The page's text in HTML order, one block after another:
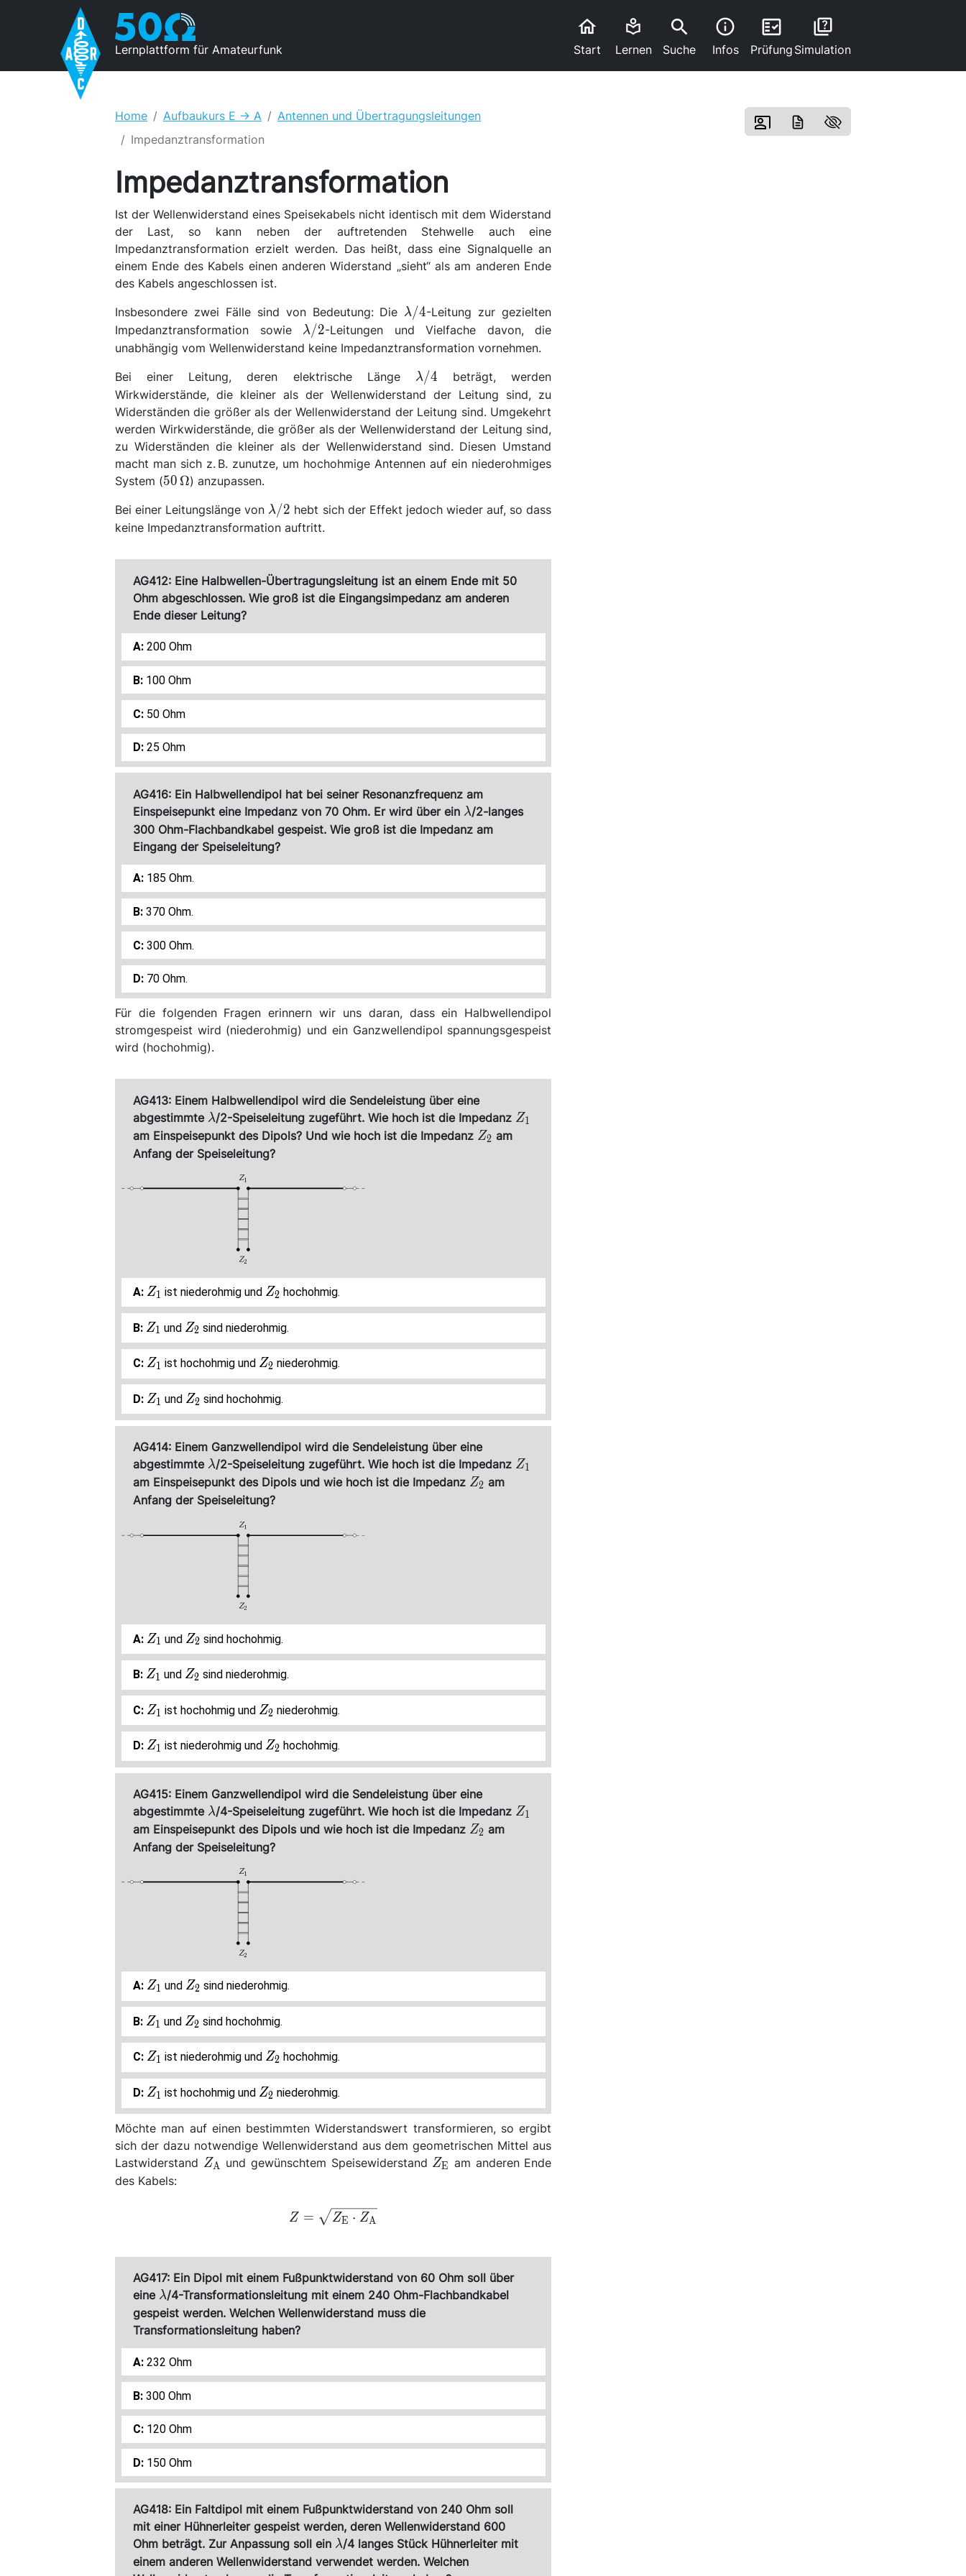
Lernplattform für Amateurfunk
home
Start
local_library
Lernen
search
Suche
info
Infos
fact_check
Prüfung
quiz
Simulation
Home Aufbaukurs E -> A
Antennen und Übertragungsleitungen
Impedanztransformation
Impedanztransformation
Ist der Wellenwiderstand eines Speisekabels nicht identisch mit dem Widerstand
der Last, so kann neben der auftretenden Stehwelle auch eine
Impedanztransformation erzielt werden. Das heißt, dass eine Signalquelle an
einem Ende des Kabels einen anderen Widerstand „sieht“ als am anderen Ende
des Kabels angeschlossen ist.
Insbesondere zwei Fälle sind von Bedeutung: Die \lambda/4
λ/4-Leitung zur gezielten
Impedanztransformation sowie \lambda/2
λ/2-Leitungen und Vielfache davon, die
unabhängig vom Wellenwiderstand keine Impedanztransformation vornehmen.
Bei einer Leitung, deren elektrische Länge \lambda/4
λ/4 beträgt, werden
Wirkwiderstände, die kleiner als der Wellenwiderstand der Leitung sind, zu
Widerständen die größer als der Wellenwiderstand der Leitung sind. Umgekehrt
werden Wirkwiderstände, die größer als der Wellenwiderstand der Leitung sind,
zu Widerständen die kleiner als der Wellenwiderstand sind. Diesen Umstand
macht man sich z. B. zunutze, um hochohmige Antennen auf ein niederohmiges
System (\qty{50}
50 Ω) anzupassen.
Bei einer Leitungslänge von \lambda/2
λ/2 hebt sich der Effekt jedoch wieder auf, so dass
keine Impedanztransformation auftritt.
AG412: Eine Halbwellen-Übertragungsleitung ist an einem Ende mit 50
Ohm abgeschlossen. Wie groß ist die Eingangsimpedanz am anderen
Ende dieser Leitung?
200 Ohm
100 Ohm
50 Ohm
25 Ohm
AG416: Ein Halbwellendipol hat bei seiner Resonanzfrequenz am
Einspeisepunkt eine Impedanz von 70 Ohm. Er wird über ein \lambda
λ/2-langes
300 Ohm-Flachbandkabel gespeist. Wie groß ist die Impedanz am
Eingang der Speiseleitung?
185 Ohm.
370 Ohm.
300 Ohm.
70 Ohm.
Für die folgenden Fragen erinnern wir uns daran, dass ein Halbwellendipol
stromgespeist wird (niederohmig) und ein Ganzwellendipol spannungsgespeist
wird (hochohmig).
AG413: Einem Halbwellendipol wird die Sendeleistung über eine
abgestimmte \lambda
λ/2-Speiseleitung zugeführt. Wie hoch ist die Impedanz Z_1
Z1
am Einspeisepunkt des Dipols? Und wie hoch ist die Impedanz Z_2
Z2 am
Anfang der Speiseleitung?
Z_1
Z1 ist niederohmig und Z_2
Z2 hochohmig.
Z_1
Z1 und Z_2
Z2 sind niederohmig.
Z_1
Z1 ist hochohmig und Z_2
Z2 niederohmig.
Z_1
Z1 und Z_2
Z2 sind hochohmig.
AG414: Einem Ganzwellendipol wird die Sendeleistung über eine
abgestimmte \lambda
λ/2-Speiseleitung zugeführt. Wie hoch ist die Impedanz Z_1
Z1
am Einspeisepunkt des Dipols und wie hoch ist die Impedanz Z_2
Z2 am
Anfang der Speiseleitung?
Z_1
Z1 und Z_2
Z2 sind hochohmig.
Z_1
Z1 und Z_2
Z2 sind niederohmig.
Z_1
Z1 ist hochohmig und Z_2
Z2 niederohmig.
Z_1
Z1 ist niederohmig und Z_2
Z2 hochohmig.
AG415: Einem Ganzwellendipol wird die Sendeleistung über eine
abgestimmte \lambda
λ/4-Speiseleitung zugeführt. Wie hoch ist die Impedanz Z_1
Z1
am Einspeisepunkt des Dipols und wie hoch ist die Impedanz Z_2
Z2 am
Anfang der Speiseleitung?
Z_1
Z1 und Z_2
Z2 sind niederohmig.
Z_1
Z1 und Z_2
Z2 sind hochohmig.
Z_1
Z1 ist niederohmig und Z_2
Z2 hochohmig.
Z_1
Z1 ist hochohmig und Z_2
Z2 niederohmig.
Möchte man auf einen bestimmten Widerstandswert transformieren, so ergibt
sich der dazu notwendige Wellenwiderstand aus dem geometrischen Mittel aus
Lastwiderstand Z_\mathrm{A}
ZA und gewünschtem Speisewiderstand Z_\mathrm{E}
ZE am anderen Ende
des Kabels:
\sqrt{Z_\mathrm{E}
Z_\mathrm{A}}
Z = ZE ⋅ ZA
AG417: Ein Dipol mit einem Fußpunktwiderstand von 60 Ohm soll über
eine \lambda
λ/4-Transformationsleitung mit einem 240 Ohm-Flachbandkabel
gespeist werden. Welchen Wellenwiderstand muss die
Transformationsleitung haben?
232 Ohm
300 Ohm
120 Ohm
150 Ohm
AG418: Ein Faltdipol mit einem Fußpunktwiderstand von 240 Ohm soll
mit einer Hühnerleiter gespeist werden, deren Wellenwiderstand 600
Ohm beträgt. Zur Anpassung soll ein \lambda
λ/4 langes Stück Hühnerleiter mit
einem anderen Wellenwiderstand verwendet werden. Welchen